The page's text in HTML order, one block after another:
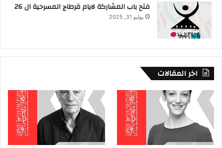
فتح باب المشاركة لايام قرطاج المسرحية ال 26
يوليو 31, 2025
اخر المقالات